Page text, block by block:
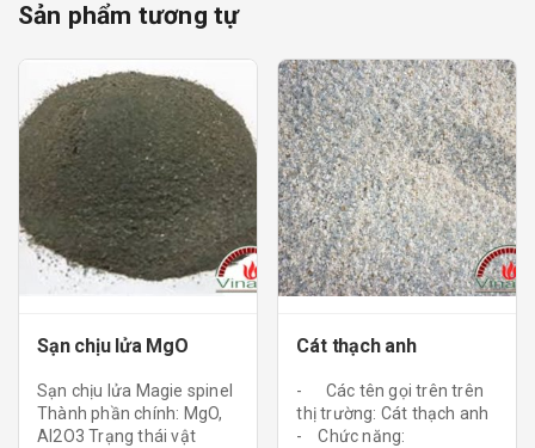
Sản phẩm tương tự
Sạn chịu lửa MgO
Sạn chịu lửa Magie spinel
Thành phần chính: MgO,
Al2O3 Trạng thái vật
Cát thạch anh
- Các tên gọi trên trên
thị trường: Cát thạch anh
- Chức năng: